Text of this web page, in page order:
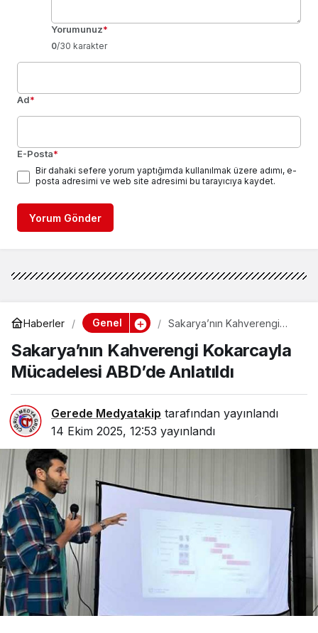
Yorumunuz*
0/30 karakter
Ad*
E-Posta*
Bir dahaki sefere yorum yaptığımda kullanılmak üzere adımı, e-
posta adresimi ve web site adresimi bu tarayıcıya kaydet.
Yorum Gönder
Haberler Genel
Sakarya’nın Kahverengi
ABD’de Anlatıldı
Sakarya’nın Kahverengi Kokarcayla
Mücadelesi ABD’de Anlatıldı
Gerede Medyatakip tarafından yayınlandı
14 Ekim 2025, 12:53 yayınlandı